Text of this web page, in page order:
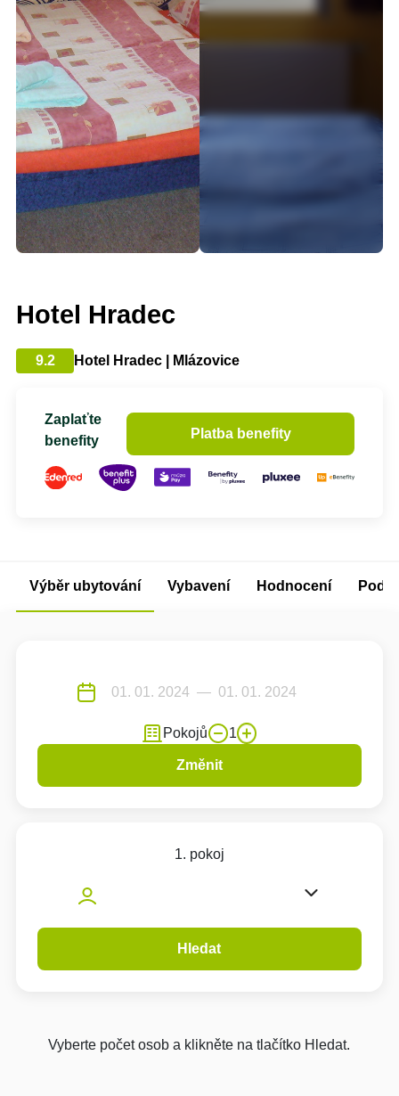
Hotel Hradec
9.2 Hotel Hradec | Mlázovice
Zaplaťte
benefity
Platba benefity
Výběr ubytování Vybavení Hodnocení
Pokojů 1
Změnit
1. pokoj
Hledat
Vyberte počet osob a klikněte na tlačítko Hledat.